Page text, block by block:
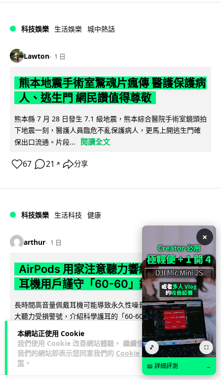
本網站正使用 Cookie
我們使用 Cookie 改善網站體驗。 繼續使用
我們的網站即表示您同意我們的 Cookie 政
策 。
科技娛樂 生活娛樂 城中熱話
Lawton 1 日
熊本地震手術室驚魂片瘋傳 醫護保護病
人、逃生門 網民讚值得尊敬
熊本縣 7 月 28 日發生 7.1 級地震，熊本綜合醫院手術室鏡頭拍
下地震一刻，醫護人員臨危不亂保護病人，更馬上開逃生門確
保出口流通。片段...
閱讀全文
67 21 ↗ 分享
科技娛樂 生活科技 健康
arthur 1 日
AirPods 用家注意聽力響紅燈 醫學界籲
耳機用戶謹守「60-60」鐵律
長時間高音量佩戴耳機可能導致永久性噪音性聽損。本文盤點 4
大聽力受損警號，介紹科學護耳的「60-60 原則」及 Apple 內
置防護功能，...
20 分享
×
🎵 ⛶
📖 詳細評測 →